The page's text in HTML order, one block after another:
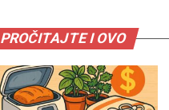
PROČITAJTE I OVO